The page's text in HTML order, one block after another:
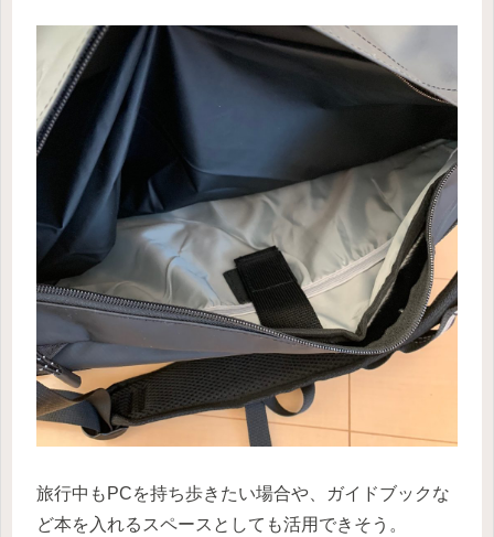
旅行中もPCを持ち歩きたい場合や、ガイドブックな
ど本を入れるスペースとしても活用できそう。